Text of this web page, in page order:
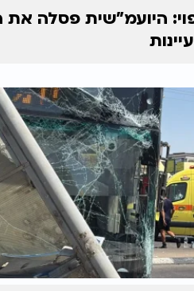
היועמ"שית פסלה